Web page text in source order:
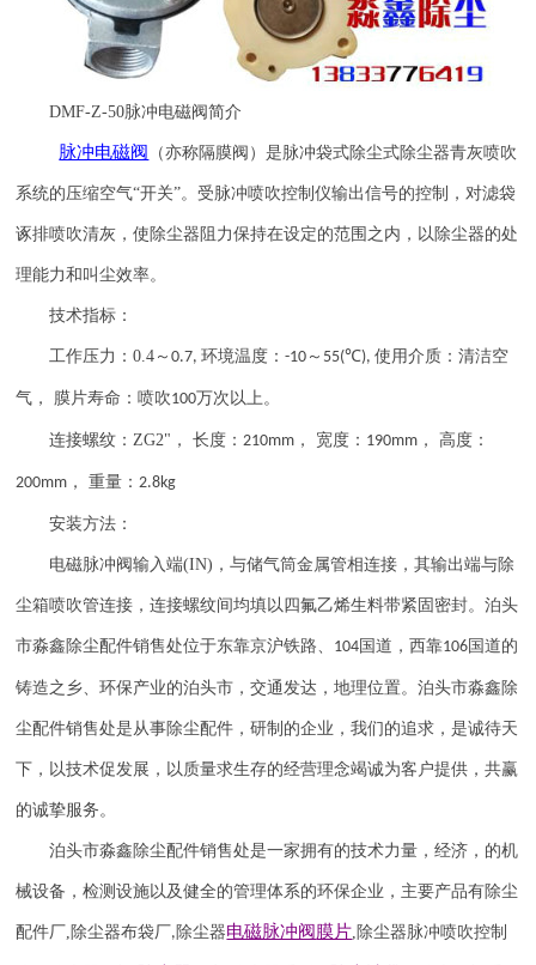
DMF-Z-50脉冲电磁阀简介
脉冲电磁阀 （亦称隔膜阀）是脉冲袋式除尘式除尘器青灰喷吹
系统的压缩空气“开关”。受脉冲喷吹控制仪输出信号的控制，对滤袋
诼排喷吹清灰，使除尘器阻力保持在设定的范围之内，以除尘器的处
理能力和叫尘效率。
技术指标：
工作压力：0.4 ～0.7,环境温度：-10 ～ 55(℃),使用介质：清洁空
气， 膜片寿命：喷吹100万次以上。
连接螺纹：ZG2" ， 长度：210mm ， 宽度： 190mm ， 高度：
200mm ， 重量：2.8kg
安装方法：
电磁脉冲阀输入端(IN) ，与储气筒金属管相连接，其输出端与除
尘箱喷吹管连接，连接螺纹间均填以四氟乙烯生料带紧固密封。泊头
市淼鑫除尘配件销售处位于东靠京沪铁路、 104 国道，西靠106 国道的
铸造之乡、环保产业的泊头市，交通发达，地理位置。泊头市淼鑫除
尘配件销售处是从事除尘配件，研制的企业，我们的追求，是诚待天
下，以技术促发展，以质量求生存的经营理念竭诚为客户提供，共赢
的诚挚服务。
泊头市淼鑫除尘配件销售处是一家拥有的技术力量，经济，的机
械设备，检测设施以及健全的管理体系的环保企业，主要产品有除尘
配件厂, 除尘器布袋厂, 除尘器电磁脉冲阀膜片, 除尘器脉冲喷吹控制